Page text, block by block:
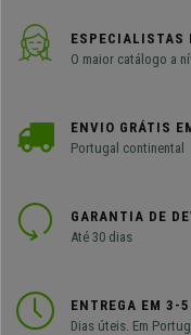
ESPECIALISTAS
O maior catálogo a
ENVIO GRÁTIS
Portugal continental
GARANTIA DE
Até 30 dias
ENTREGA EM 3-
Dias úteis. Em